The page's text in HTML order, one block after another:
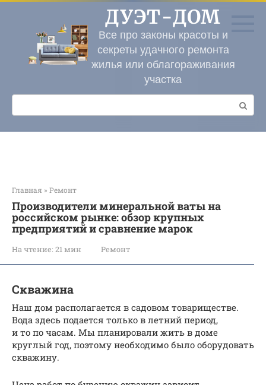
Перейти
контенту
ДУЭТ-ДОМ
Все про законы красоты и
секреты удачного ремонта
жилья или облагораживания
участка
Поиск:
Главная » Ремонт
Производители минеральной ваты на
российском рынке: обзор крупных
предприятий и сравнение марок
На чтение: 21 мин Ремонт
Скважина
Наш дом располагается в садовом товариществе.
Вода здесь подается только в летний период,
и то по часам. Мы планировали жить в доме
круглый год, поэтому необходимо было оборудовать
скважину.